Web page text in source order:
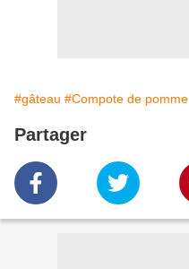
#gâteau #Compote de pomme
Partager